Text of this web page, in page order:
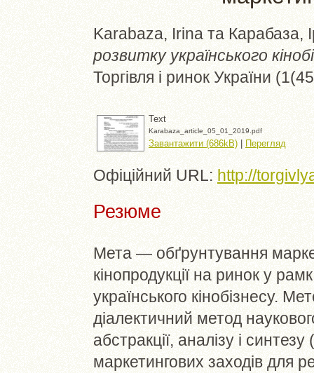
Karabaza, Irina та Карабаза,
розвитку українського
Торгівля і ринок України
Text
Karabaza_article_05_01_2019.pdf
Завантажити (686kB) | Перегляд
Офіційний URL: http://
Резюме
Мета — обґрунтування
кінопродукції на ринок у
українського кінобізнесу.
діалектичний метод
абстракції, аналізу і
маркетингових заходів для